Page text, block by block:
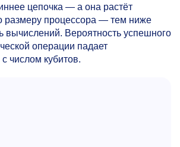
цепочка — а она растёт
размеру процессора — тем ниже
вычислений. Вероятность успешного
операции падает
числом кубитов.